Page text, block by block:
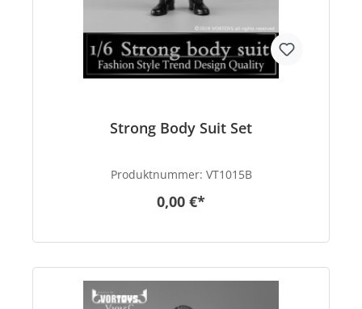
Strong Body Suit Set
Produktnummer: VT1015B
0,00 €*